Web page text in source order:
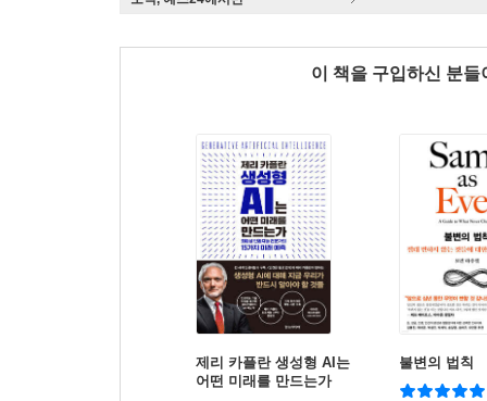
이 책을 구입하신 분
제리 카플란 생성형 AI는
어떤 미래를 만드는가
불변의 법칙